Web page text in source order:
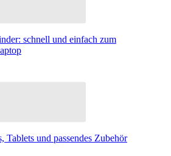
schnell und einfach zum
Tablets und passendes Zubehör